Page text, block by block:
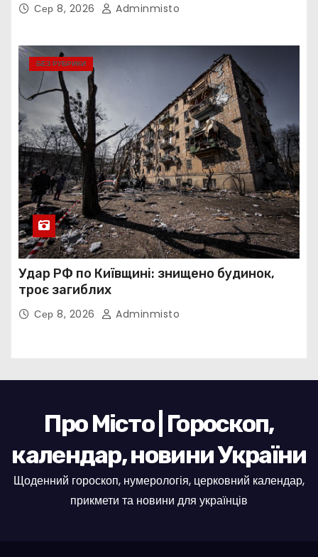
Сер 8, 2026 Adminmisto
БЕЗ РУБРИКИ
Удар РФ по Київщині: знищено будинок,
троє загиблих
Сер 8, 2026 Adminmisto
Про Місто | Гороскоп,
календар, новини України
Щоденний гороскоп, нумерологія, церковний календар,
прикмети та новини для українців